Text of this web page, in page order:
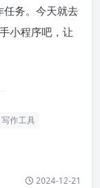
任务。今天就去
小程序吧，让
写作工具
2024-12-21